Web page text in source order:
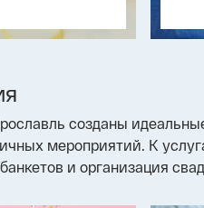
созданы
мероприятий. К
и организация